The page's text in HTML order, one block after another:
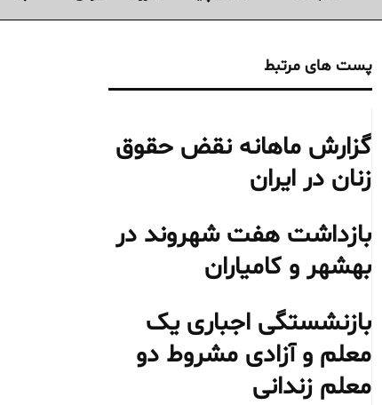
پست های مرتبط
گزارش ماهانه نقض حقوق
زنان در ایران
بازداشت هفت شهروند در
بهشهر و کامیاران
بازنشستگی اجباری یک
معلم و آزادی مشروط دو
معلم زندانی